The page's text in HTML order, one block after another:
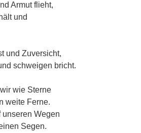
Armut flieht,
und
und Zuversicht,
schweigen bricht.
wie Sterne
weite Ferne.
unseren Wegen
Segen.